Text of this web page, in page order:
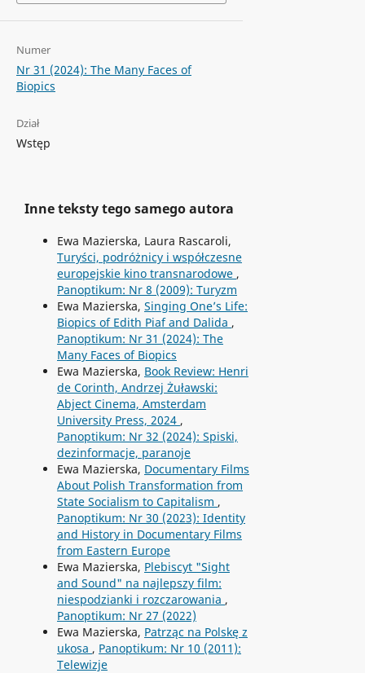
Numer
Nr 31 (2024): The Many Faces of
Biopics
Dział
Wstęp
Inne teksty tego samego autora
Ewa Mazierska, Laura Rascaroli,
Turyści, podróżnicy i współczesne
europejskie kino transnarodowe ,
Panoptikum: Nr 8 (2009): Turyzm
Ewa Mazierska, Singing One’s Life:
Biopics of Edith Piaf and Dalida ,
Panoptikum: Nr 31 (2024): The
Many Faces of Biopics
Ewa Mazierska, Book Review: Henri
de Corinth, Andrzej Żuławski:
Abject Cinema, Amsterdam
University Press, 2024 ,
Panoptikum: Nr 32 (2024): Spiski,
dezinformacje, paranoje
Ewa Mazierska, Documentary Films
About Polish Transformation from
State Socialism to Capitalism ,
Panoptikum: Nr 30 (2023): Identity
and History in Documentary Films
from Eastern Europe
Ewa Mazierska, Plebiscyt "Sight
and Sound" na najlepszy film:
niespodzianki i rozczarowania ,
Panoptikum: Nr 27 (2022)
Ewa Mazierska, Patrząc na Polskę z
ukosa , Panoptikum: Nr 10 (2011):
Telewizje